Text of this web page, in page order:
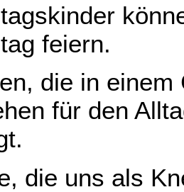
feiern.
die in
für den
die uns als